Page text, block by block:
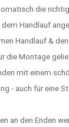
die
Handlauf
Handlauf &
die Montage
mit einem
- auch für eine
an den Enden